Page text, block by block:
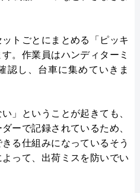
トごとにまとめる「ピッキ
。作業員はハンディターミ
認し、台車に集めていきま
」ということが起きても、
ーで記録されているため、
る仕組みになっているそう
って、出荷ミスを防いでい